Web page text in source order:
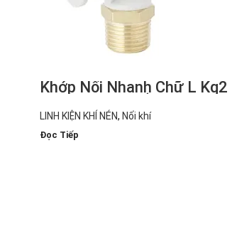
Khớp Nối Nhanh Chữ L Kq2
Seri Ren Ngoài (Có/Không Có
Băng Keo) (KQ2L08-01AS)
LINH KIỆN KHÍ NÉN, Nối khí
Đọc Tiếp